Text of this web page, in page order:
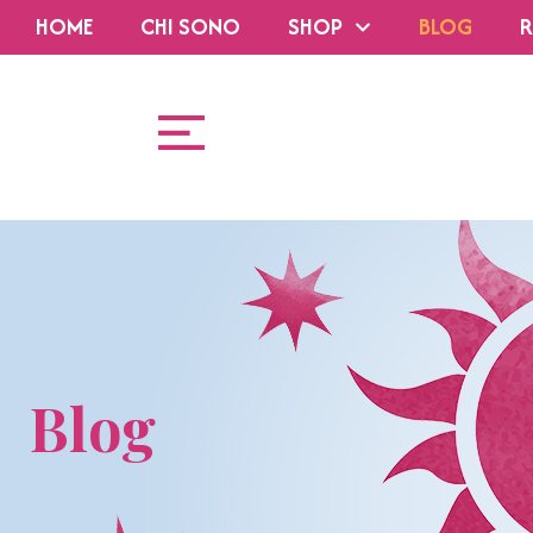
HOME CHI SONO SHOP BLOG
Blog